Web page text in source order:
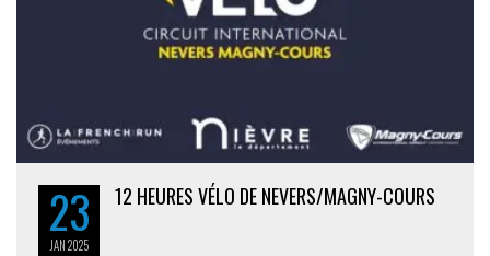
23
JAN2025
12 HEURES VÉLO DE NEVERS/MAGNY-COURS